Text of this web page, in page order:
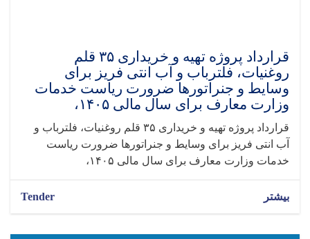
قرارداد پروژه تهیه و خریداری ۳۵ قلم
روغنیات، فلترباب و آب انتی فریز برای
وسایط و جنراتورها ضرورت ریاست خدمات
وزارت معارف برای سال مالی ۱۴۰۵،
قرارداد پروژه تهیه و خریداری ۳۵ قلم روغنیات، فلترباب و
آب انتی فریز برای وسایط و جنراتورها ضرورت ریاست
خدمات وزارت معارف برای سال مالی ۱۴۰۵،
بیشتر Tender